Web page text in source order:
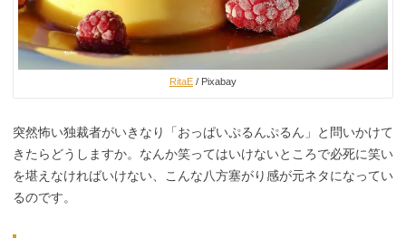
RitaE / Pixabay
突然怖い独裁者がいきなり「おっぱいぷるんぷるん」と問いかけて
きたらどうしますか。なんか笑ってはいけないところで必死に笑い
を堪えなければいけない、こんな八方塞がり感が元ネタになってい
るのです。